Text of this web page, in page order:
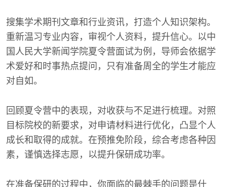
搜集学术期刊文章和行业资讯，打造个人知识架构。
重新温习专业内容，审视个人资料，提升信心。以中
国人民大学新闻学院夏令营面试为例，导师会依据学
术爱好和时事热点提问，只有准备周全的学生才能应
对自如。
回顾夏令营中的表现，对收获与不足进行梳理。对照
目标院校的新要求，对申请材料进行优化，凸显个人
成长和取得的成就。在预推免阶段，综合考虑各种因
素，谨慎选择志愿，以提升保研成功率。
在准备保研的过程中，你面临的最棘手的问题是什